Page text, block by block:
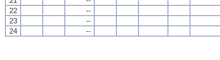
22
--
23
--
24
--